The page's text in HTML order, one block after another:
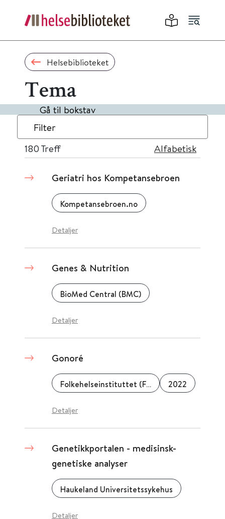
Helsebiblioteket
Tema
Gå til bokstav
Filter
180 Treff Alfabetisk
Geriatri hos Kompetansebroen
Kompetansebroen.no
Detaljer
Genes & Nutrition
BioMed Central (BMC)
Detaljer
Gonoré
Folkehelseinstituttet (FHI) 2022
Detaljer
Genetikkportalen - medisinsk-
genetiske analyser
Haukeland Universitetssykehus
Detaljer